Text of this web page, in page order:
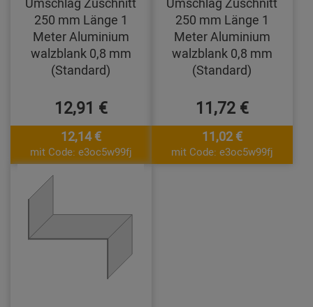
250 mm Länge 1
Meter Aluminium
walzblank 0,8 mm
(Standard)
12,91 €
12,14 €
mit Code: e3oc5w99fj
250 mm Länge 1
Meter Aluminium
walzblank 0,8 mm
(Standard)
11,72 €
11,02 €
mit Code: e3oc5w99fj